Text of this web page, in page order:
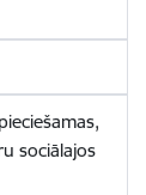
sociālajos